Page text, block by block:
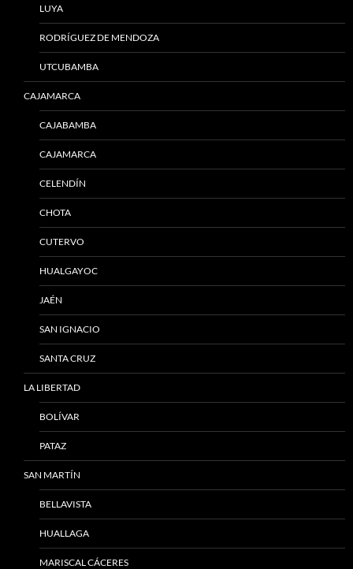
LUYA
RODRÍGUEZ DE MENDOZA
UTCUBAMBA
CAJAMARCA
CAJABAMBA
CAJAMARCA
CELENDÍN
CHOTA
CUTERVO
HUALGAYOC
JAÉN
SAN IGNACIO
SANTA CRUZ
LA LIBERTAD
BOLÍVAR
PATAZ
SAN MARTÍN
BELLAVISTA
HUALLAGA
MARISCAL CÁCERES